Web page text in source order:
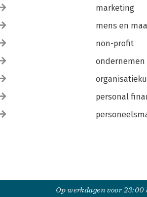
marketing
mens en
non-profit
ondernemen
personal
Op werkdagen voor